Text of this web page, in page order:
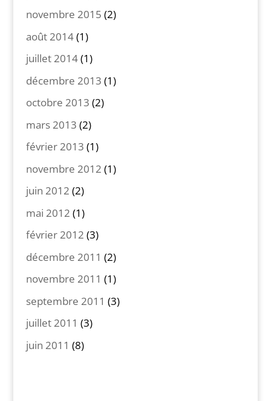
novembre 2015 (2)
août 2014(1)
juillet 2014(1)
décembre 2013 (1)
octobre 2013 (2)
mars 2013 (2)
février 2013 (1)
novembre 2012 (1)
juin 2012 (2)
mai 2012 (1)
février 2012 (3)
décembre 2011 (2)
novembre 2011 (1)
septembre 2011 (3)
juillet 2011 (3)
juin 2011 (8)